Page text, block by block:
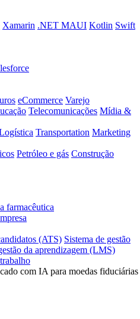
Xamarin .NET MAUI Kotlin Swift
eCommerce Varejo
Telecomunicações Mídia &
Transportation Marketing
Petróleo e gás Construção
farmacêutica
(ATS) Sistema de gestão
da aprendizagem (LMS)
com IA para moedas fiduciárias